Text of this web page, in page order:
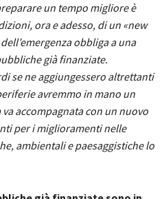
un tempo migliore è
ora e adesso, di un «new
obbliga a una
già finanziate.
se ne aggiungessero altrettanti
avremmo in mano un
accompagnata con un nuovo
per i miglioramenti nelle
ambientali e paesaggistiche lo